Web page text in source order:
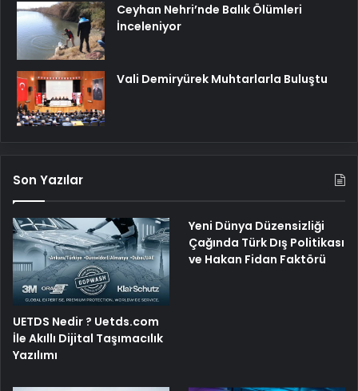
Ceyhan Nehri’nde Balık Ölümleri
İnceleniyor
Vali Demiryürek Muhtarlarla Buluştu
Son Yazılar
UETDS Nedir ? Uetds.com
İle Akıllı Dijital Taşımacılık
Yazılımı
Yeni Dünya Düzensizliği
Çağında Türk Dış Politikası
ve Hakan Fidan Faktörü